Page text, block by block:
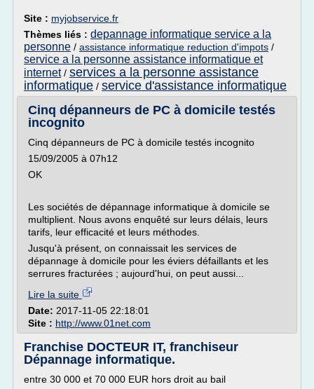
Site : myjobservice.fr
Thèmes liés : depannage informatique service a la
personne / assistance informatique reduction d'impots /
service a la personne assistance informatique et
internet/ services a la personne assistance
informatique / service d'assistance informatique
Cinq dépanneurs de PC à domicile testés
incognito
Cinq dépanneurs de PC à domicile testés incognito
15/09/2005 à 07h12
OK
Les sociétés de dépannage informatique à domicile se
multiplient. Nous avons enquêté sur leurs délais, leurs
tarifs, leur efficacité et leurs méthodes.
Jusqu'à présent, on connaissait les services de
dépannage à domicile pour les éviers défaillants et les
serrures fracturées ; aujourd'hui, on peut aussi...
Lire la suite
Date: 2017-11-05 22:18:01
Site : http://www.01net.com
Franchise DOCTEUR IT, franchiseur
Dépannage informatique.
entre 30 000 et 70 000 EUR hors droit au bail